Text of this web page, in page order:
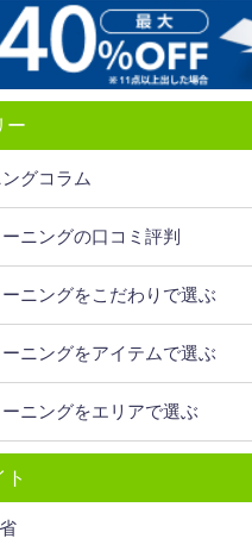
ー
グコラム
ニングの口コミ評判
ニングをこだわりで選ぶ
ニングをアイテムで選ぶ
ニングをエリアで選ぶ
ト